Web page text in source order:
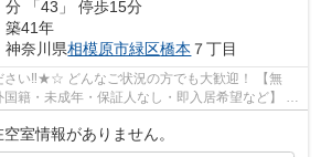
分 「43」 停歩15分
築41年
神奈川県相模原市緑区橋本 ７丁目
い‼★☆ どんなご状況の方でも大歓迎！ 【無
籍・未成年・保証人なし・即入居希望など】 ネ
室情報がありません。